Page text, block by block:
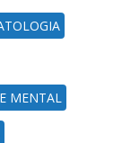
MENTAL